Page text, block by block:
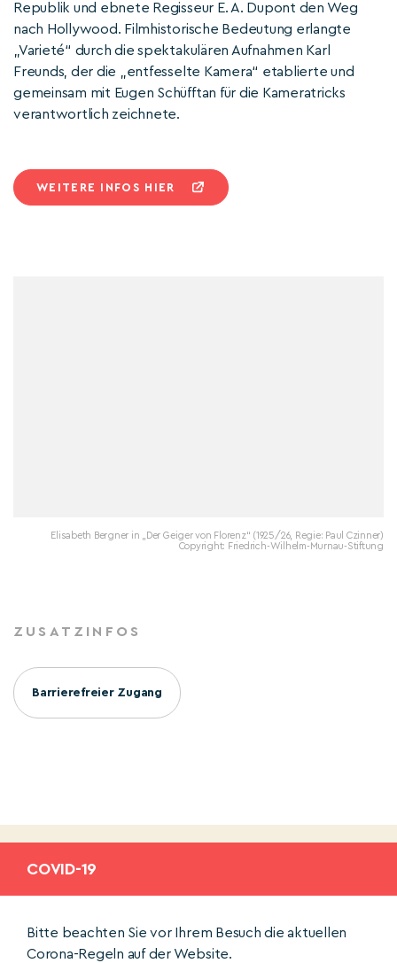
Republik und ebnete Regisseur E. A. Dupont den Weg
nach Hollywood. Filmhistorische Bedeutung erlangte
„Varieté“ durch die spektakulären Aufnahmen Karl
Freunds, der die „entfesselte Kamera“ etablierte und
gemeinsam mit Eugen Schüfftan für die Kameratricks
verantwortlich zeichnete.
WEITERE INFOS HIER
Elisabeth Bergner in „Der Geiger von Florenz“ (1925/26, Regie: Paul Czinner)
Copyright: Friedrich-Wilhelm-Murnau-Stiftung
ZUSATZINFOS
Barrierefreier Zugang
COVID-19
Bitte beachten Sie vor Ihrem Besuch die aktuellen
Corona-Regeln auf der Website.